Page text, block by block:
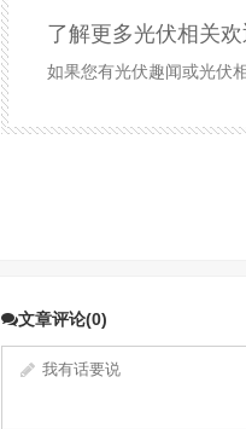
了解更多光伏相关
如果您有光伏趣闻或光伏
文章评论(0)